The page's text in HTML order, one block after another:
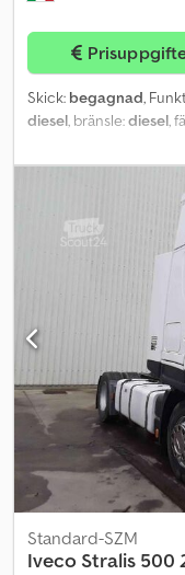
Skick: begagnad,
diesel, bränsle:diesel,
DIESEL/ Euro 6C 0 km
10 308 cc / 338 kW
Nyttolast: 12 960 kg
550 mm – Lämmhöjd:
Radiostyrning Lastbil
Standard-SZM
Iveco Stralis 500